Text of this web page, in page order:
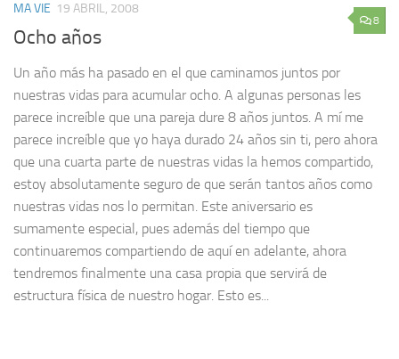
8
MA VIE 19 ABRIL, 2008
Ocho años
Un año más ha pasado en el que caminamos juntos por
nuestras vidas para acumular ocho. A algunas personas les
parece increíble que una pareja dure 8 años juntos. A mí me
parece increíble que yo haya durado 24 años sin ti, pero ahora
que una cuarta parte de nuestras vidas la hemos compartido,
estoy absolutamente seguro de que serán tantos años como
nuestras vidas nos lo permitan. Este aniversario es
sumamente especial, pues además del tiempo que
continuaremos compartiendo de aquí en adelante, ahora
tendremos finalmente una casa propia que servirá de
estructura física de nuestro hogar. Esto es...